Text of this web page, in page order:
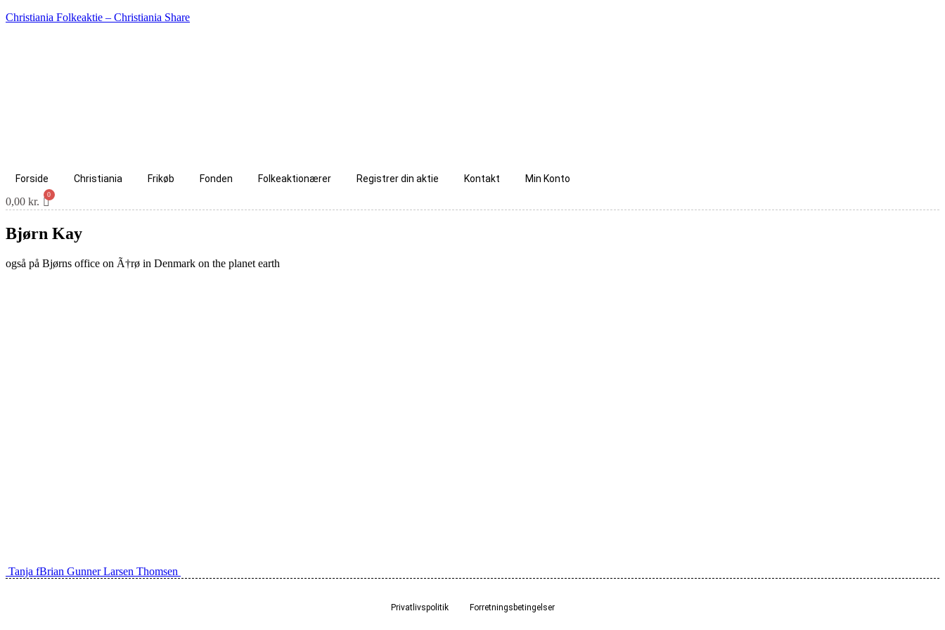
Christiania Folkeaktie – Christiania Share
Forside Christiania Frikøb Fonden Folkeaktionærer Registrer din aktie Kontakt Min Konto
0,00 kr.
Bjørn Kay
også på Bjørns office on Ã†rø in Denmark on the planet earth
Indlæg
Tanja fBrian Gunner Larsen Thomsen
Privatlivspolitik Forretningsbetingelser